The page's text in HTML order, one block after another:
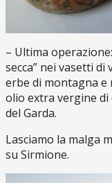
– Ultima
secca” nei vasetti
erbe di montagna
olio extra vergine
del Garda.
Lasciamo la malga
su Sirmione.